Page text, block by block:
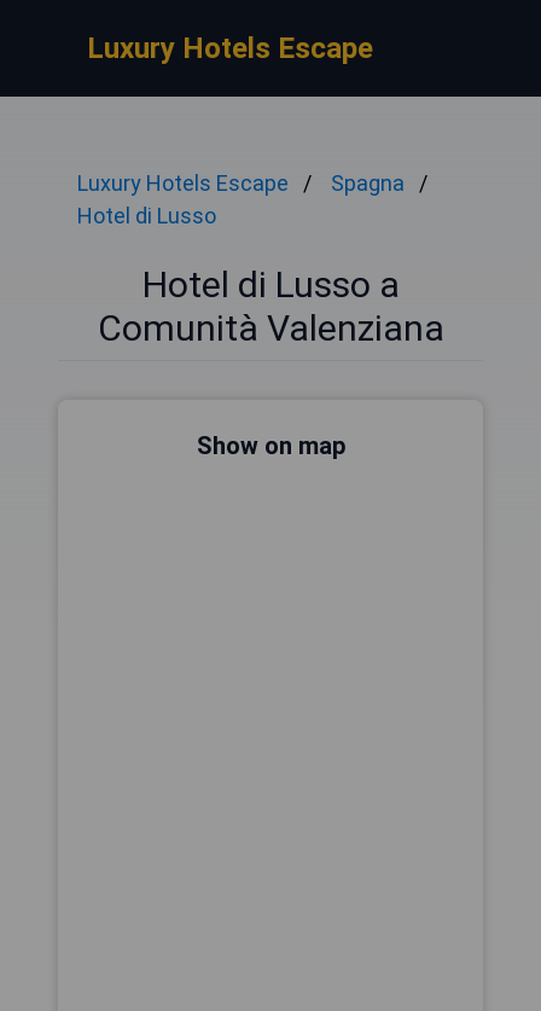
Luxury Hotels Escape
Luxury Hotels Escape
Spagna
Hotel di Lusso
Hotel di Lusso a
Comunità Valenziana
Show on map